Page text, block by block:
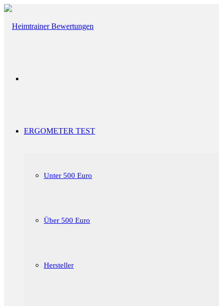
ERGOMETER TEST
Unter 500 Euro
Über 500 Euro
Hersteller